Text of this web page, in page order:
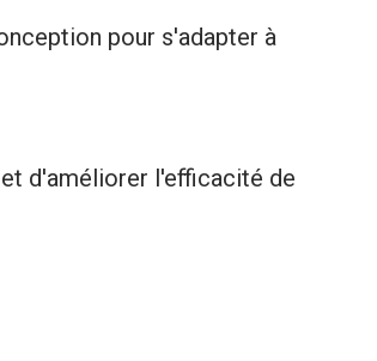
pour s'adapter à
d'améliorer l'efficacité de